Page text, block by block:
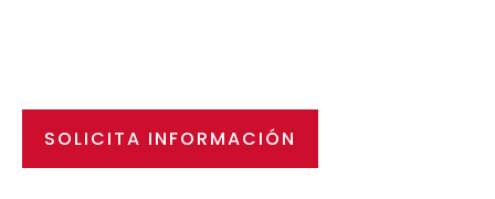
SOLICITA INFORMACIÓN